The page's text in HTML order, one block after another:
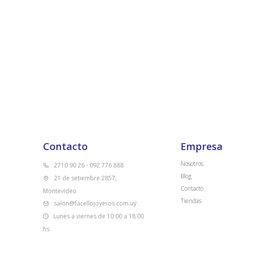
Contacto
2710 90 26 - 092 776 888
21 de setiembre 2857,
Montevideo
salon@facellojoyeros.com.uy
Lunes a viernes de 10:00 a 18:00
hs
Empresa
Nosotros
Blog
Contacto
Tiendas